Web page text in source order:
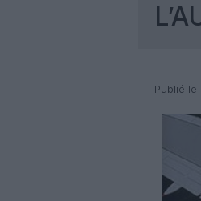
Publié le